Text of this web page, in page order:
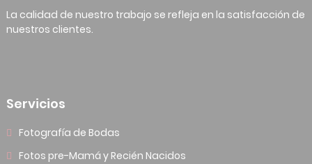
La calidad de nuestro trabajo se refleja en la satisfacción de
nuestros clientes.
Servicios
Fotografía de Bodas
Fotos pre-Mamá y Recién Nacidos